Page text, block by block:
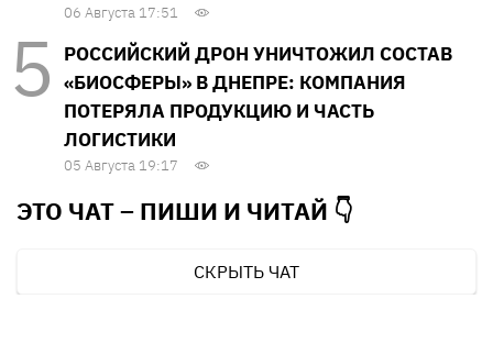
06 Августа 17:51
РОССИЙСКИЙ ДРОН УНИЧТОЖИЛ СОСТАВ
«БИОСФЕРЫ» В ДНЕПРЕ: КОМПАНИЯ
ПОТЕРЯЛА ПРОДУКЦИЮ И ЧАСТЬ
ЛОГИСТИКИ
05 Августа 19:17
ЭТО ЧАТ – ПИШИ И ЧИТАЙ 👇
СКРЫТЬ ЧАТ